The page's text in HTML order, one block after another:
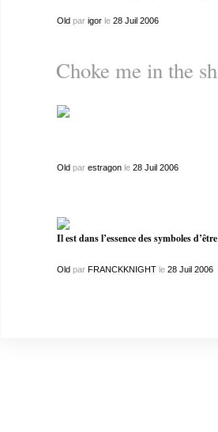
Oldpar igorle 28 Juil 2006
Choke me in the
Oldpar estragonle 28 Juil 2006
Il est dans l’essence des symboles
Old par FRANCKKNIGHTle 28 Juil 2006